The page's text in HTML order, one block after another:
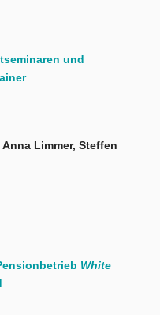
und
Limmer, Steffen
White